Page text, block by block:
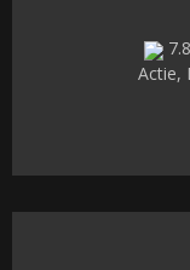
Actie,